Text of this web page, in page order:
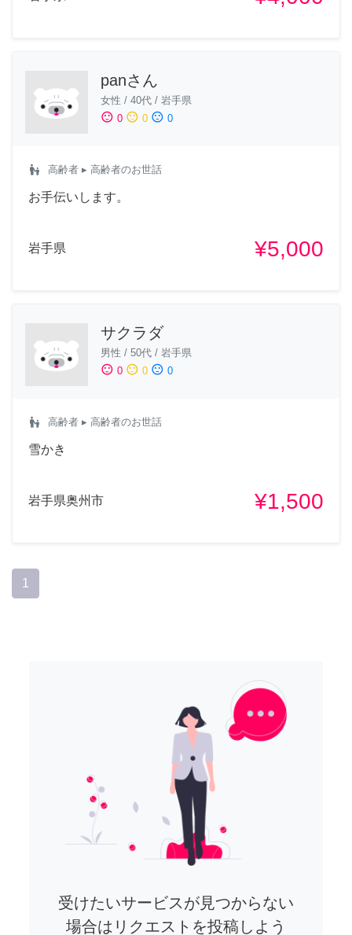
panさん
女性 / 40代 / 岩手県
sentiment_satisfied 0 sentiment_neutral 0 sentiment_dissatisfied 0
escalator_warning 高齢者 ▸ 高齢者のお世話
お手伝いします。
岩手県 ¥5,000
サクラダ
男性 / 50代 / 岩手県
sentiment_satisfied 0 sentiment_neutral 0 sentiment_dissatisfied 0
escalator_warning 高齢者 ▸ 高齢者のお世話
雪かき
岩手県奥州市 ¥1,500
1
受けたいサービスが見つからない
場合はリクエストを投稿しよう